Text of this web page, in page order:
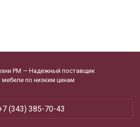
РМ — Надежный поставщик
мебели по низким ценам
(343) 385-70-43